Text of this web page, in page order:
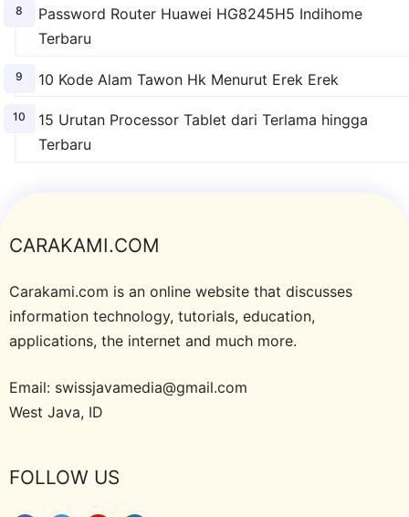
Password Router Huawei HG8245H5 Indihome
Terbaru
10 Kode Alam Tawon Hk Menurut Erek Erek
15 Urutan Processor Tablet dari Terlama hingga
Terbaru
CARAKAMI.COM
Carakami.com is an online website that discusses
information technology, tutorials, education,
applications, the internet and much more.
Email: swissjavamedia@gmail.com
West Java, ID
FOLLOW US